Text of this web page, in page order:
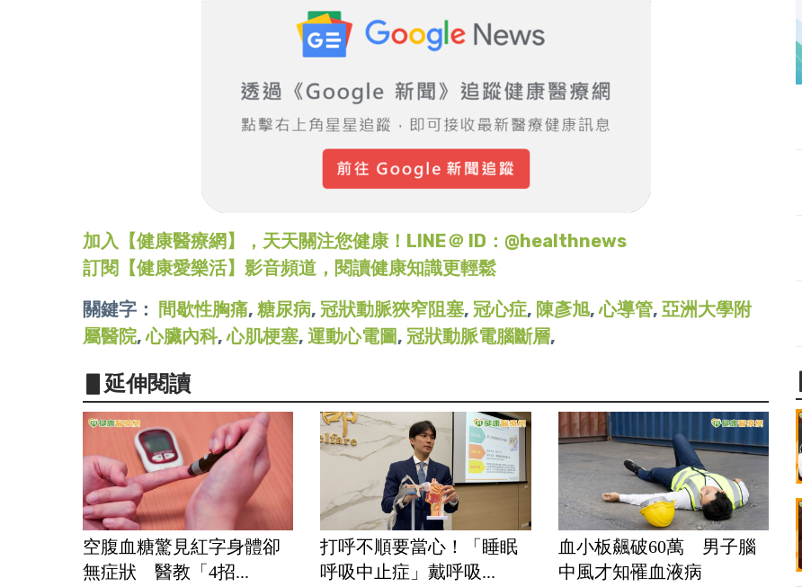
加入【健康醫療網】，天天關注您健康！LINE＠ ID：@healthnews
訂閱【健康愛樂活】影音頻道，閱讀健康知識更輕鬆
關鍵字：
間歇性胸痛, 糖尿病, 冠狀動脈狹窄阻塞, 冠心症, 陳彥旭,心導管, 亞洲大學附
屬醫院,心臟內科,心肌梗塞, 運動心電圖, 冠狀動脈電腦斷層,
▋延伸閱讀
空腹血糖驚見紅字身體卻
無症狀 醫教「4招...
打呼不順要當心！「睡眠
呼吸中止症」戴呼吸...
血小板飆破60萬 男子腦
中風才知罹血液病